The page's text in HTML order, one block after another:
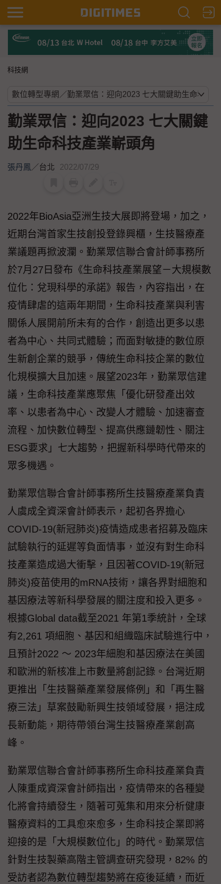
科技網
勤業眾信：迎向2023 七大關鍵
助生命科技產業嶄頭角
張丹鳳／台北 2022/07/29
2022年BioAsia亞洲生技大展即將登場，加之，
近期台灣首家生技創投登錄興櫃，生技醫療產
業議題再掀波瀾。勤業眾信聯合會計師事務所
於7月27日發布《生命科技產業展望－大規模數
位化：兌現科學的承諾》報告，內容指出，在
疫情肆虐的這兩年期間，生命科技產業與利害
關係人展開前所未有的合作，創造出更多以患
者為中心、共同式體驗；而面對敏捷的數位原
生新創企業的競爭，傳統生命科技企業的數位
化規模擴大且加速。展望2023年，勤業眾信建
議，生命科技產業應聚焦「優化研發產出效
率、以患者為中心、改變人才體驗、加速審查
流程、加快數位轉型、提高供應鏈韌性、關注
ESG要求」七大趨勢，把握新科學時代帶來的
眾多機遇。
勤業眾信聯合會計師事務所生技醫療產業負責
人虞成全資深會計師表示，起初各界擔心
COVID-19(新冠肺炎)疫情造成患者招募及臨床
試驗執行的延遲等負面情事，並沒有對生命科
技產業造成過大衝擊，且因著COVID-19(新冠
肺炎)疫苗使用的mRNA技術，讓各界對細胞和
基因療法等新科學發展的關注度和投入更多。
根據Global data截至2021 年第1季統計，全球
有2,261 項細胞、基因和組織臨床試驗進行中，
且預計2022 ～ 2023年細胞和基因療法在美國
和歐洲的新核准上市數量將創記錄。台灣近期
更推出「生技醫藥產業發展條例」和「再生醫
療三法」草案鼓勵新興生技領域發展，挹注成
長新動能，期待帶領台灣生技醫療產業創高
峰。
勤業眾信聯合會計師事務所生命科技產業負責
人陳重成資深會計師指出，疫情帶來的各種變
化將會持續發生，隨著可蒐集和用來分析健康
醫療資料的工具愈來愈多，生命科技企業即將
迎接的是「大規模數位化」的時代。勤業眾信
針對生技製藥高階主管調查研究發現，82% 的
受訪者認為數位轉型趨勢將在疫後延續，而近